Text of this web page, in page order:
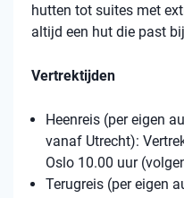
hutten tot suites met
altijd een hut die past
Vertrektijden
Heenreis (per eigen
vanaf Utrecht):
Oslo 10.00 uur
Terugreis (per eigen